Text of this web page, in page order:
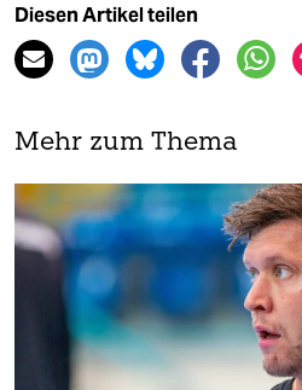
Diesen Artikel teilen
Mehr zum Thema